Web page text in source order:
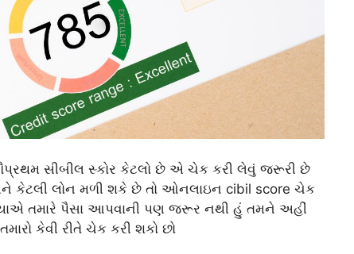
સીબીલ સ્કોર કેટલો છે એ ચેક કરી લેવું જરૂરી છે
લોન મળી શકે છે તો ઓનલાઇન cibil score ચેક
તમારે પૈસા આપવાની પણ જરૂર નથી હું તમને અહીં
કેવી રીતે ચેક કરી શકો છો